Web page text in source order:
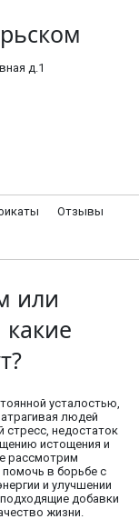
д.1
Отзывы
или
какие
усталостью,
людей
недостаток
истощения и
рассмотрим
в борьбе с
и улучшении
добавки
жизни.